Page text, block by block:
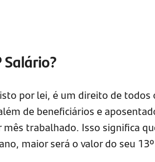
Salário?
por lei, é um direito de
de beneficiários e
trabalhado. Isso significa
maior será o valor do seu